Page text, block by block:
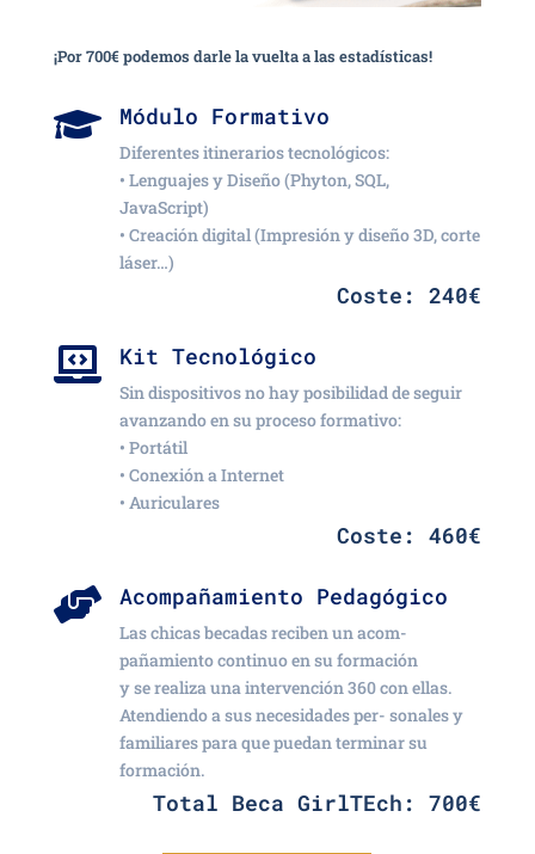
¡Por 700€ podemos darle la vuelta a las estadísticas!
 Módulo Formativo
Diferentes itinerarios tecnológicos:
• Lenguajes y Diseño (Phyton, SQL,
JavaScript)
• Creación digital (Impresión y diseño 3D, corte
láser…)
Coste: 240€
 Kit Tecnológico
Sin dispositivos no hay posibilidad de seguir
avanzando en su proceso formativo:
• Portátil
• Conexión a Internet
• Auriculares
Coste: 460€
 Acompañamiento Pedagógico
Las chicas becadas reciben un acom-
pañamiento continuo en su formación
y se realiza una intervención 360 con ellas.
Atendiendo a sus necesidades per- sonales y
familiares para que puedan terminar su
formación.
Total Beca GirlTEch: 700€